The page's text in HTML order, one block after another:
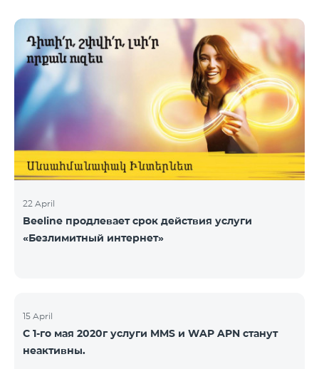
22 April
Beeline продлевает срок действия услуги
«Безлимитный интернет»
15 April
С 1-го мая 2020г услуги MMS и WAP APN станут
неактивны.